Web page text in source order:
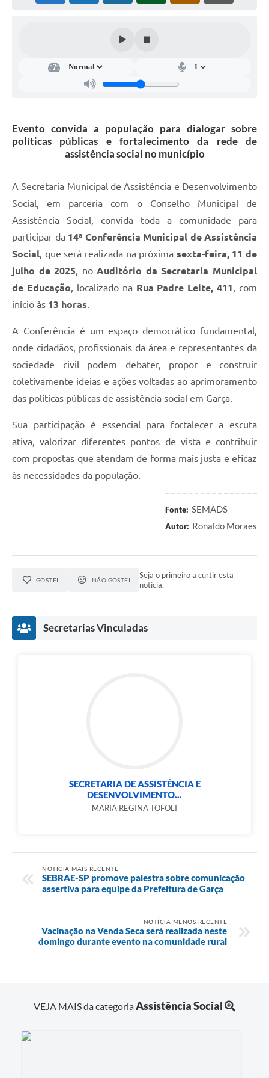
CENTRAL DE ATENDIMENTO
Pré-Cadastro de Vacinação Antirrábica
PGRS Digital
Consulta Pública Eletrônica Lei de Diretrizes Orçamentárias -
Credenciamento Feirantes
Notícias
Nota Fiscal Eletrônica
Defesa Civil
Evento convida a população para dialogar sobre
políticas públicas e fortalecimento da rede de
assistência social no município
A Secretaria Municipal de Assistência e Desenvolvimento
Social, em parceria com o Conselho Municipal de
Assistência Social, convida toda a comunidade para
participar da 14ª Conferência Municipal de Assistência
Social, que será realizada na próxima sexta-feira, 11 de
julho de 2025, noAuditório da Secretaria Municipal
de Educação, localizado na Rua Padre Leite, 411, com
início às 13 horas.
A Conferência é um espaço democrático fundamental,
onde cidadãos, profissionais da área e representantes da
sociedade civil podem debater, propor e construir
coletivamente ideias e ações voltadas ao aprimoramento
das políticas públicas de assistência social em Garça.
Sua participação é essencial para fortalecer a escuta
ativa, valorizar diferentes pontos de vista e contribuir
com propostas que atendam de forma mais justa e eficaz
às necessidades da população.
Fonte: SEMADS
Autor: Ronaldo Moraes
GOSTEI NÃO GOSTEI
Seja o primeiro a curtir esta
notícia.
Secretarias Vinculadas
SECRETARIA DE ASSISTÊNCIA E
DESENVOLVIMENTO...
MARIA REGINA TOFOLI
NOTÍCIA MAIS RECENTE
SEBRAE-SP promove palestra sobre comunicação
assertiva para equipe da Prefeitura de Garça
NOTÍCIA MENOS RECENTE
Vacinação na Venda Seca será realizada neste
domingo durante evento na comunidade rural
VEJA MAIS da categoriaAssistência Social